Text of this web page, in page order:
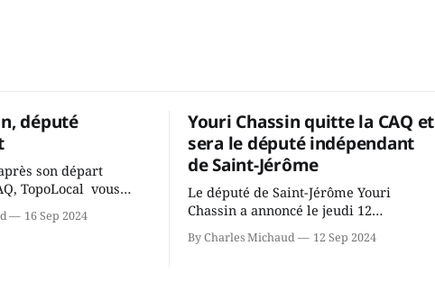
député
son départ
TopoLocal vous
avec Youri
causé de sa
16 Sep 2024
Youri Chassin quitte la CAQ et
sera le député indépendant
de Saint-Jérôme
Le député de Saint-Jérôme Youri
Chassin a annoncé le jeudi 12
septembre qu'il quitte le caucus de la
Coalition Avenir Québec de François
By Charles Michaud 12 Sep 2024